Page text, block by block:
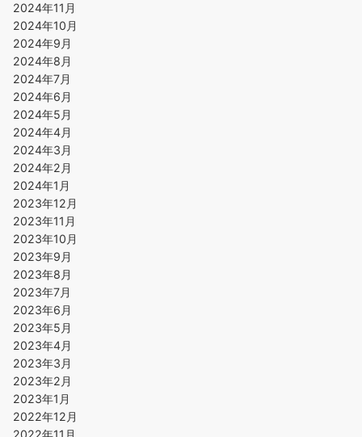
2024年11月
2024年10月
2024年9月
2024年8月
2024年7月
2024年6月
2024年5月
2024年4月
2024年3月
2024年2月
2024年1月
2023年12月
2023年11月
2023年10月
2023年9月
2023年8月
2023年7月
2023年6月
2023年5月
2023年4月
2023年3月
2023年2月
2023年1月
2022年12月